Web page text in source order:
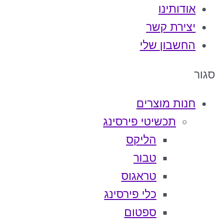
אודותינו
יצירת קשר
החשבון שלי
סגור
חנות מוצרים
תכשיטי פירסינג
הליקס
טבור
טראגוס
כלי פירסינג
ספטום